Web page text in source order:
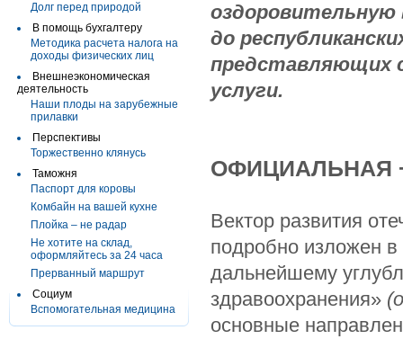
Долг перед природой
В помощь бухгалтеру
Методика расчета налога на
доходы физических лиц
Внешнеэкономическая
деятельность
Наши плоды на зарубежные
прилавки
Перспективы
Торжественно клянусь
Таможня
Паспорт для коровы
Комбайн на вашей кухне
Плойка – не радар
Не хотите на склад,
оформляйтесь за 24 часа
Прерванный маршрут
Социум
Вспомогательная медицина
оздоровительную
до
представляющих
услуги.
ОФИЦИАЛЬНАЯ
Вектор развития
подробно изложен
дальнейшему
здравоохранения»
основные